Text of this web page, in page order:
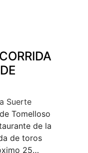
Suerte
Tomelloso
de la
de toros
25…